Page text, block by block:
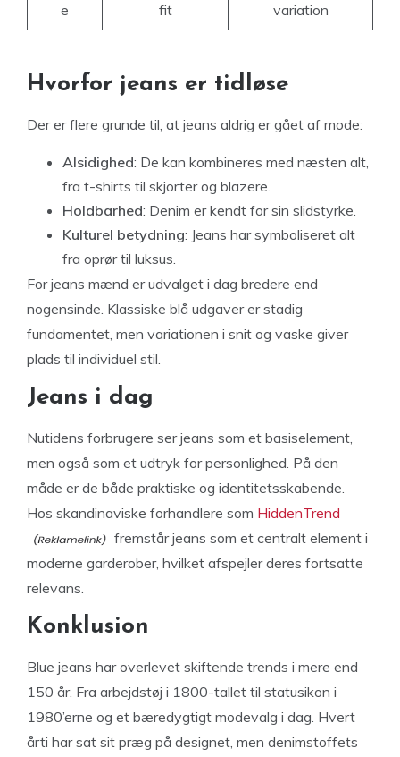
e
fit
variation
Hvorfor jeans er tidløse
Der er flere grunde til, at jeans aldrig er gået af mode:
Alsidighed: De kan kombineres med næsten alt,
fra t-shirts til skjorter og blazere.
Holdbarhed: Denim er kendt for sin slidstyrke.
Kulturel betydning: Jeans har symboliseret alt
fra oprør til luksus.
For jeans mænd er udvalget i dag bredere end
nogensinde. Klassiske blå udgaver er stadig
fundamentet, men variationen i snit og vaske giver
plads til individuel stil.
Jeans i dag
Nutidens forbrugere ser jeans som et basiselement,
men også som et udtryk for personlighed. På den
måde er de både praktiske og identitetsskabende.
Hos skandinaviske forhandlere som HiddenTrend
fremstår jeans som et centralt element i
moderne garderober, hvilket afspejler deres fortsatte
relevans.
Konklusion
Blue jeans har overlevet skiftende trends i mere end
150 år. Fra arbejdstøj i 1800-tallet til statusikon i
1980’erne og et bæredygtigt modevalg i dag. Hvert
årti har sat sit præg på designet, men denimstoffets